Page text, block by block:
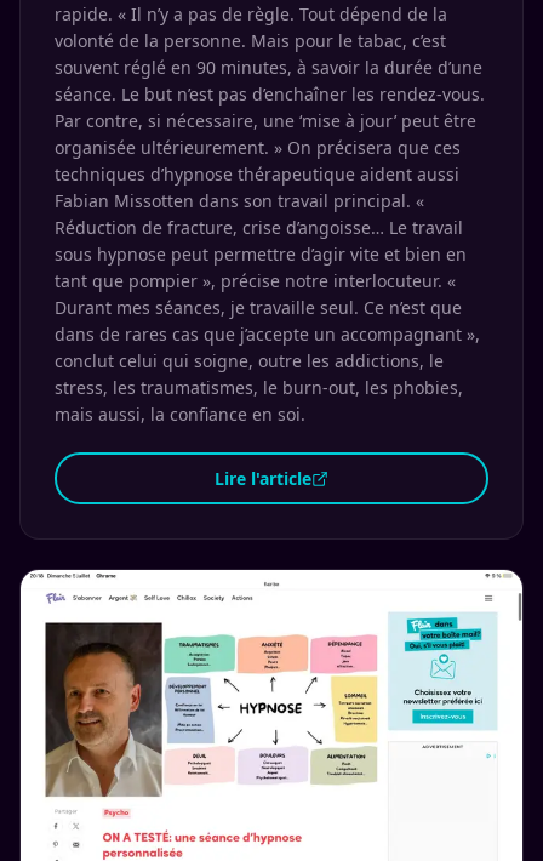
rapide. « Il n’y a pas de règle. Tout dépend de la
volonté de la personne. Mais pour le tabac, c’est
souvent réglé en 90 minutes, à savoir la durée d’une
séance. Le but n’est pas d’enchaîner les rendez-vous.
Par contre, si nécessaire, une ‘mise à jour’ peut être
organisée ultérieurement. » On précisera que ces
techniques d’hypnose thérapeutique aident aussi
Fabian Missotten dans son travail principal. «
Réduction de fracture, crise d’angoisse… Le travail
sous hypnose peut permettre d’agir vite et bien en
tant que pompier », précise notre interlocuteur. «
Durant mes séances, je travaille seul. Ce n’est que
dans de rares cas que j’accepte un accompagnant »,
conclut celui qui soigne, outre les addictions, le
stress, les traumatismes, le burn-out, les phobies,
mais aussi, la confiance en soi.
Lire l'article